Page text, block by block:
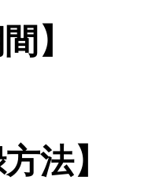
】
法】